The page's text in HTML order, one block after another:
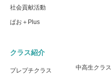
社会貢献活動
ぱお＋Plus
クラス紹介
プレプチクラス 中高生クラス